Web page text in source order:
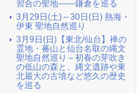
習合の聖地――鎌倉を巡る
3月29日(土)～30日(日) 熱海・
伊東 聖地自然巡り
3月9日(日)【東北/仙台】禅の
霊地・蕃山と仙台名取の縄文
聖地自然巡り～初春の芽吹き
の低山の森と、縄文遺跡や東
北最大の古墳など悠久の歴史
を巡る